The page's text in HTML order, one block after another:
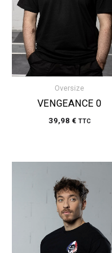
Oversize
VENGEANCE 0
39,98 € TTC